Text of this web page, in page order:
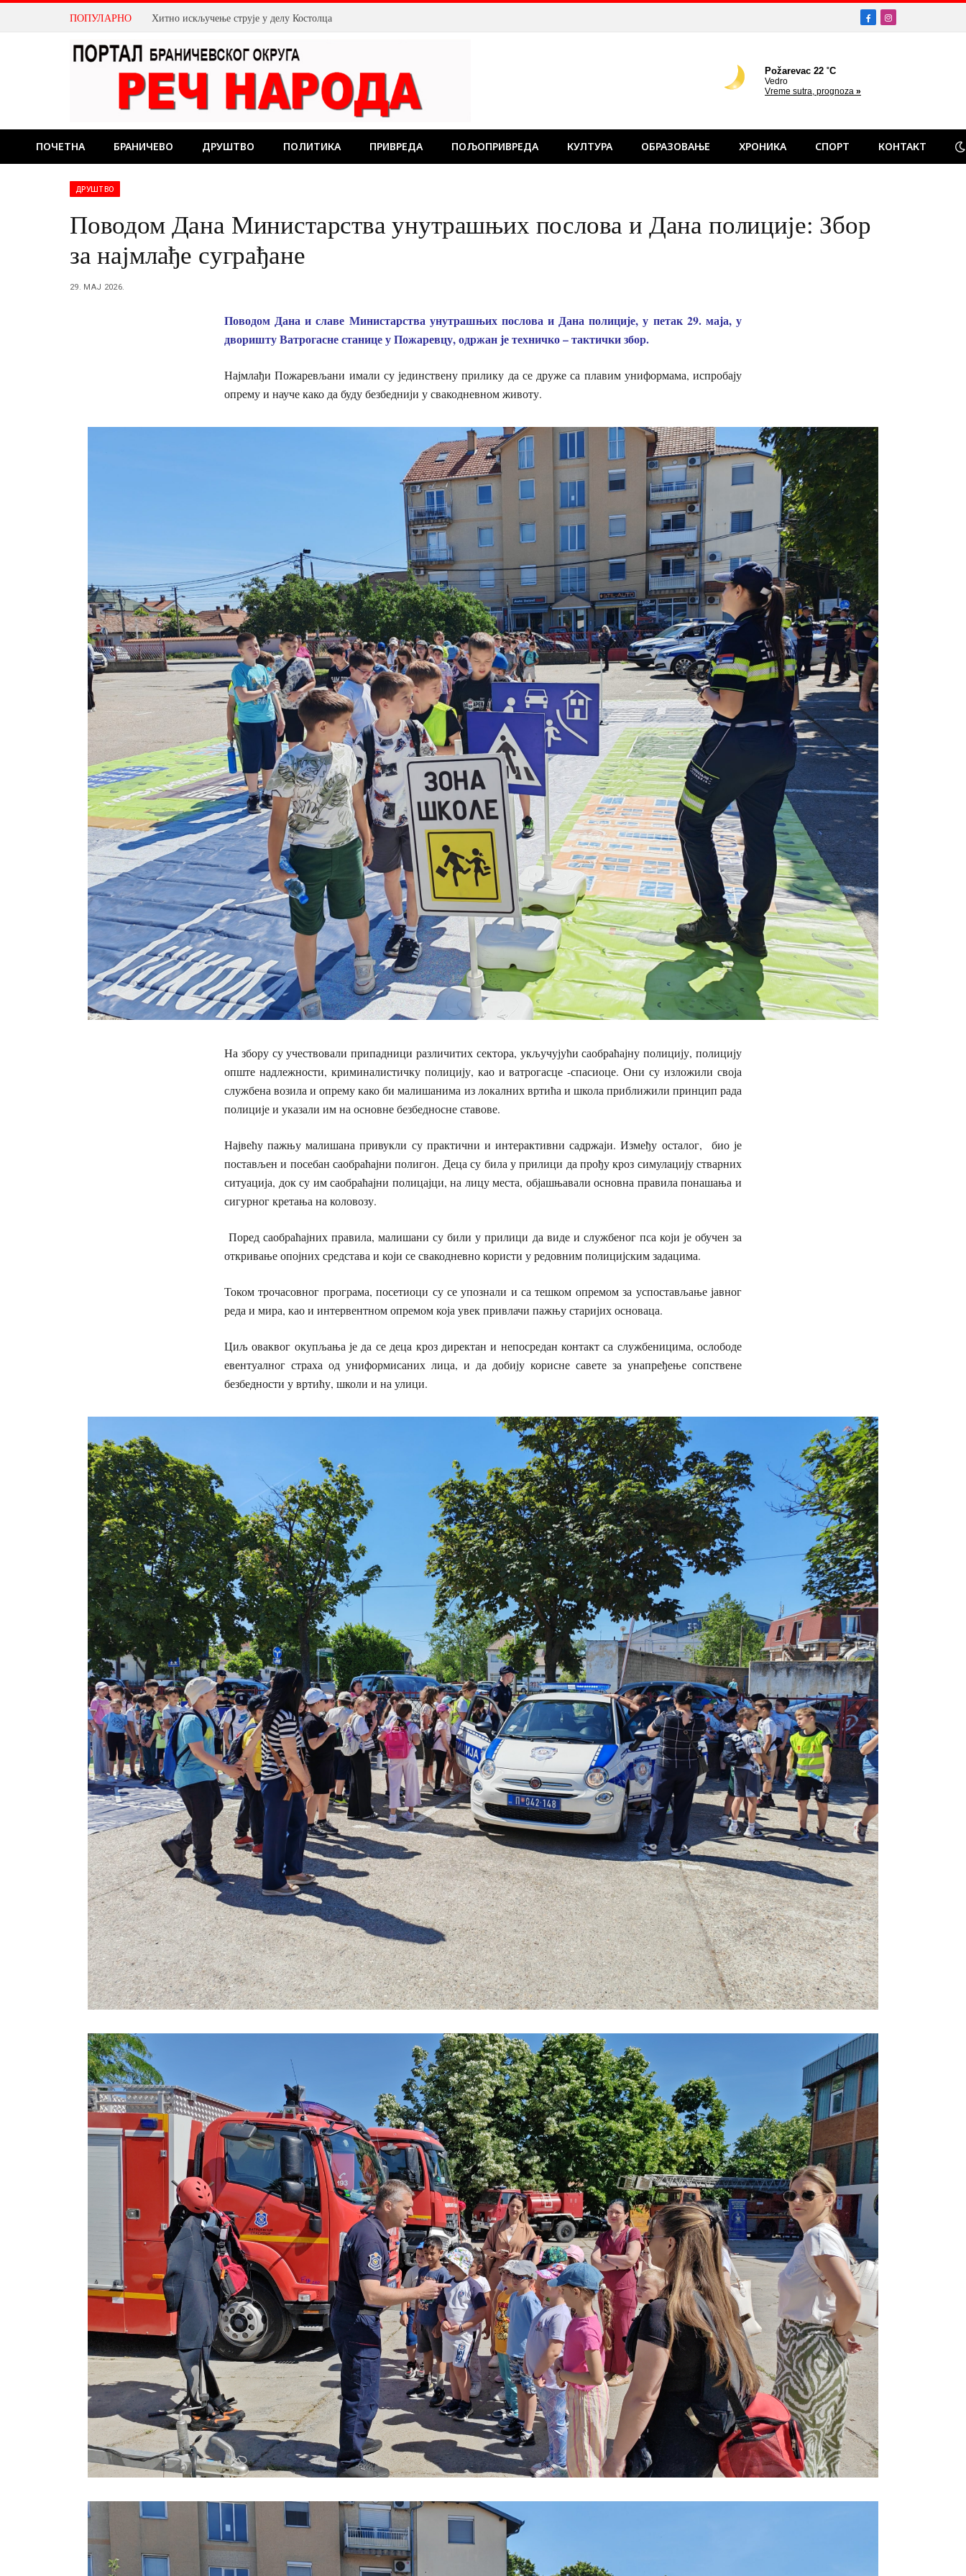
ПОПУЛАРНО У Костолцу: Одржане конференције фудбалских клубова FacebookInstagram
ПОЧЕТНА БРАНИЧЕВО ДРУШТВО ПОЛИТИКА ПРИВРЕДА ПОЉОПРИВРЕДА КУЛТУРА ОБРАЗОВАЊЕ ХРОНИКА СПОРТ КОНТАКТ
ДРУШТВО
Поводом Дана Министарства унутрашњих послова и Дана полиције: Збор
за најмлађе суграђане
29. МАЈ 2026.
Поводом Дана и славе Министарства унутрашњих послова и Дана полиције, у петак 29. маја, у
дворишту Ватрогасне станице у Пожаревцу, одржан је техничко – тактички збор.
Најмлађи Пожаревљани имали су јединствену прилику да се друже са плавим униформама, испробају
опрему и науче како да буду безбеднији у свакодневном животу.
На збору су учествовали припадници различитих сектора, укључујући саобраћајну полицију, полицију
опште надлежности, криминалистичку полицију, као и ватрогасце -спасиоце. Они су изложили своја
службена возила и опрему како би малишанима из локалних вртића и школа приближили принцип рада
полиције и указали им на основне безбедносне ставове.
Највећу пажњу малишана привукли су практични и интерактивни садржаји. Између осталог, био је
постављен и посебан саобраћајни полигон. Деца су била у прилици да прођу кроз симулацију стварних
ситуација, док су им саобраћајни полицајци, на лицу места, објашњавали основна правила понашања и
сигурног кретања на коловозу.
Поред саобраћајних правила, малишани су били у прилици да виде и службеног пса који је обучен за
откривање опојних средстава и који се свакодневно користи у редовним полицијским задацима.
​Током трочасовног програма, посетиоци су се упознали и са тешком опремом за успостављање јавног
реда и мира, као и интервентном опремом која увек привлачи пажњу старијих основаца.
Циљ оваквог окупљања је да се деца кроз директан и непосредан контакт са службеницима, ослободе
евентуалног страха од униформисаних лица, и да добију корисне савете за унапређење сопствене
безбедности у вртићу, школи и на улици.